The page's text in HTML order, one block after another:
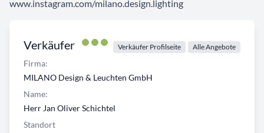
Verkäufer Verkäufer Profilseite Alle Angebote
Firma:
MILANO Design & Leuchten GmbH
Name:
Herr Jan Oliver Schichtel
Standort
www.instagram.com/milano.design.lighting